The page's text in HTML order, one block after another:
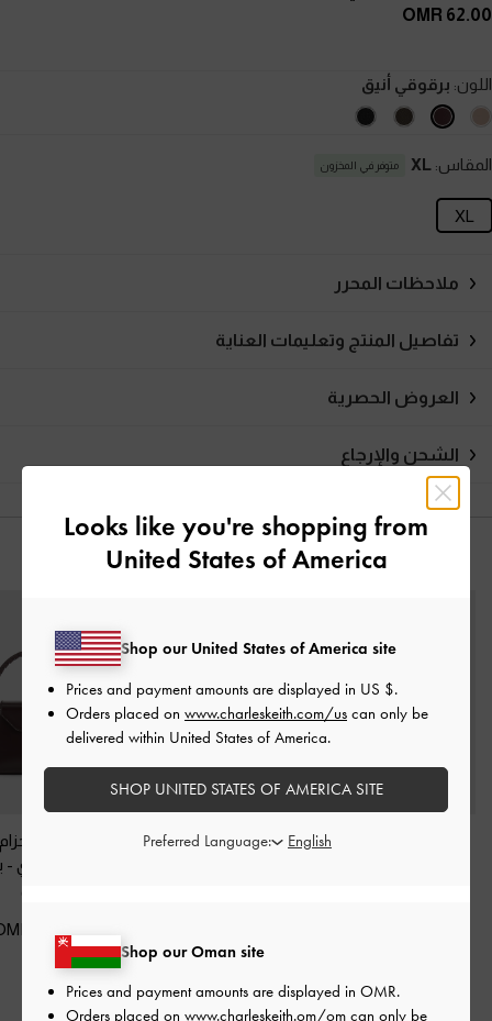
62.00 OMR
اللون: برقوقي أنيق
المقاس: XL متوفر في المخزون
XL
ملاحظات المحرر
تفاصيل المنتج وتعليمات العناية
العروض الحصرية
الشحن والإرجاع
قد يعجبك آيضاً
شنطة ليليبت بسلسلة
حقيبة مستحضرات
حقيبة أروين
ومقبض علوي -
Looks like you're shopping from
United States of America
Shop our Oman site
Prices and payment amounts are displayed in OMR.
Orders placed on www.charleskeith.om/om can only be
Shop our United States of America site
Prices and payment amounts are displayed in US $.
Orders placed on www.charleskeith.com/us can only be
delivered within United States of America.
SHOP UNITED STATES OF AMERICA SITE
Preferred Language: